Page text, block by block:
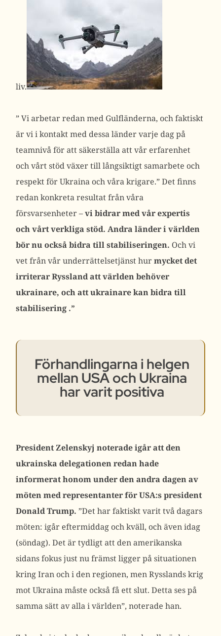
liv.
”Vi arbetar redan med Gulfländerna, och faktiskt
är vi i kontakt med dessa länder varje dag på
teamnivå för att säkerställa att vår erfarenhet
och vårt stöd växer till långsiktigt samarbete och
respekt för Ukraina och våra krigare.”Det finns
redan konkreta resultat från våra
försvarsenheter –vi bidrar med vår expertis
och vårt verkliga stöd. Andra länder i världen
bör nu också bidra till stabiliseringen. Och vi
vet från vår underrättelsetjänst hurmycket det
irriterar Ryssland att världen behöver
ukrainare, och att ukrainare kan bidra till
stabilisering .”
Förhandlingarna i helgen
mellan USA och Ukraina
har varit positiva
President Zelenskyj noterade igår att den
ukrainska delegationen redan hade
informerat honom under den andra dagen av
möten med representanter för USA:s president
Donald Trump. ”Det har faktiskt varit två dagars
möten: igår eftermiddag och kväll, och även idag
(söndag). Det är tydligt att den amerikanska
sidans fokus just nu främst ligger på situationen
kring Iran och i den regionen, men Rysslands krig
mot Ukraina måste också få ett slut. Detta ses på
samma sätt av alla i världen”, noterade han.